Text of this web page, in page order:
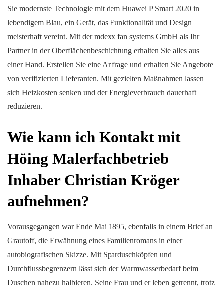
Sie modernste Technologie mit dem Huawei P Smart 2020 in
lebendigem Blau, ein Gerät, das Funktionalität und Design
meisterhaft vereint. Mit der mdexx fan systems GmbH als Ihr
Partner in der Oberflächenbeschichtung erhalten Sie alles aus
einer Hand. Erstellen Sie eine Anfrage und erhalten Sie Angebote
von verifizierten Lieferanten. Mit gezielten Maßnahmen lassen
sich Heizkosten senken und der Energieverbrauch dauerhaft
reduzieren.
Wie kann ich Kontakt mit
Höing Malerfachbetrieb
Inhaber Christian Kröger
aufnehmen?
Vorausgegangen war Ende Mai 1895, ebenfalls in einem Brief an
Grautoff, die Erwähnung eines Familienromans in einer
autobiografischen Skizze. Mit Sparduschköpfen und
Durchflussbegrenzern lässt sich der Warmwasserbedarf beim
Duschen nahezu halbieren. Seine Frau und er leben getrennt, trotz